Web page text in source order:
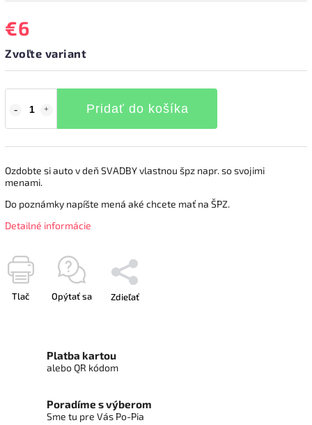
€6
Zvoľte variant
Pridať do košíka
Ozdobte si auto v deň SVADBY vlastnou špz napr. so svojimi
menami.
Do poznámky napíšte mená aké chcete mať na ŠPZ.
Detailné informácie
Tlač Opýtať sa Zdieľať
Platba kartou
alebo QR kódom
Poradíme s výberom
Sme tu pre Vás Po-Pia